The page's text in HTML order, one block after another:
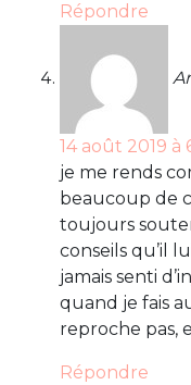
Répondre
14 août 2019 à
je me rends
beaucoup de
toujours
conseils qu’il
jamais senti
quand je fais
reproche pas,
Répondre